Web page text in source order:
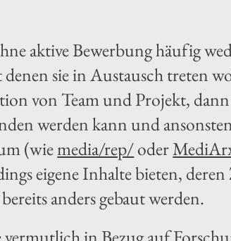
aktive Bewerbung häufig
sie in Austausch treten
von Team und Projekt,
werden kann und
(wiemedia/rep/oder
eigene Inhalte bieten,
anders gebaut werden.